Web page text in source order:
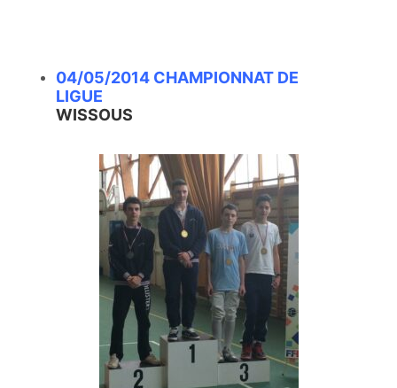
04/05/2014 CHAMPIONNAT DE
LIGUE
WISSOUS